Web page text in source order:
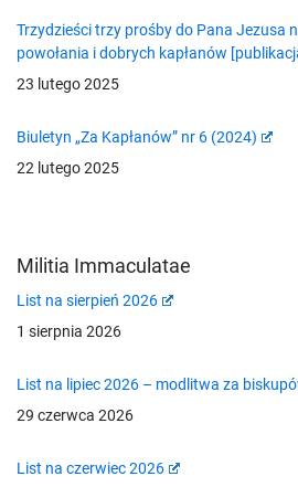
Trzydzieści trzy prośby do Pana Jezusa
powołania i dobrych kapłanów
23 lutego 2025
Biuletyn „Za Kapłanów” nr 6 (2024)
22 lutego 2025
Militia Immaculatae
List na sierpień 2026
1 sierpnia 2026
List na lipiec 2026 – modlitwa za
29 czerwca 2026
List na czerwiec 2026